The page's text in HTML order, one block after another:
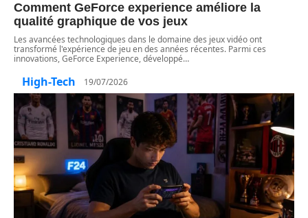
Comment GeForce experience améliore la
qualité graphique de vos jeux
Les avancées technologiques dans le domaine des jeux vidéo ont
transformé l'expérience de jeu en des années récentes. Parmi ces
innovations, GeForce Experience, développé…
High-Tech 19/07/2026